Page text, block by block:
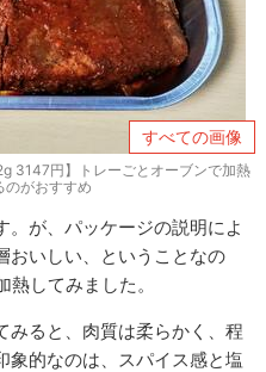
すべての画像
3147円】トレーごとオーブンで加熱
のがおすすめ
が、パッケージの説明によ
おいしい、ということなの
してみました。
みると、肉質は柔らかく、程
象的なのは、スパイス感と塩